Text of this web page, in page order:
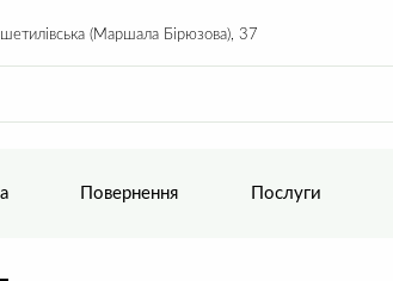
(Маршала Бірюзова), 37
Повернення Послуги